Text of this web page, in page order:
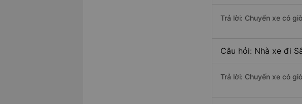
Trả lời: Chuyến xe có
Câu hỏi: Nhà xe đi
Trả lời: Chuyến xe có